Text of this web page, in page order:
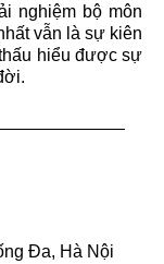
nghiệm bộ môn
vẫn là sự kiên
hiểu được sự
Đa, Hà Nội